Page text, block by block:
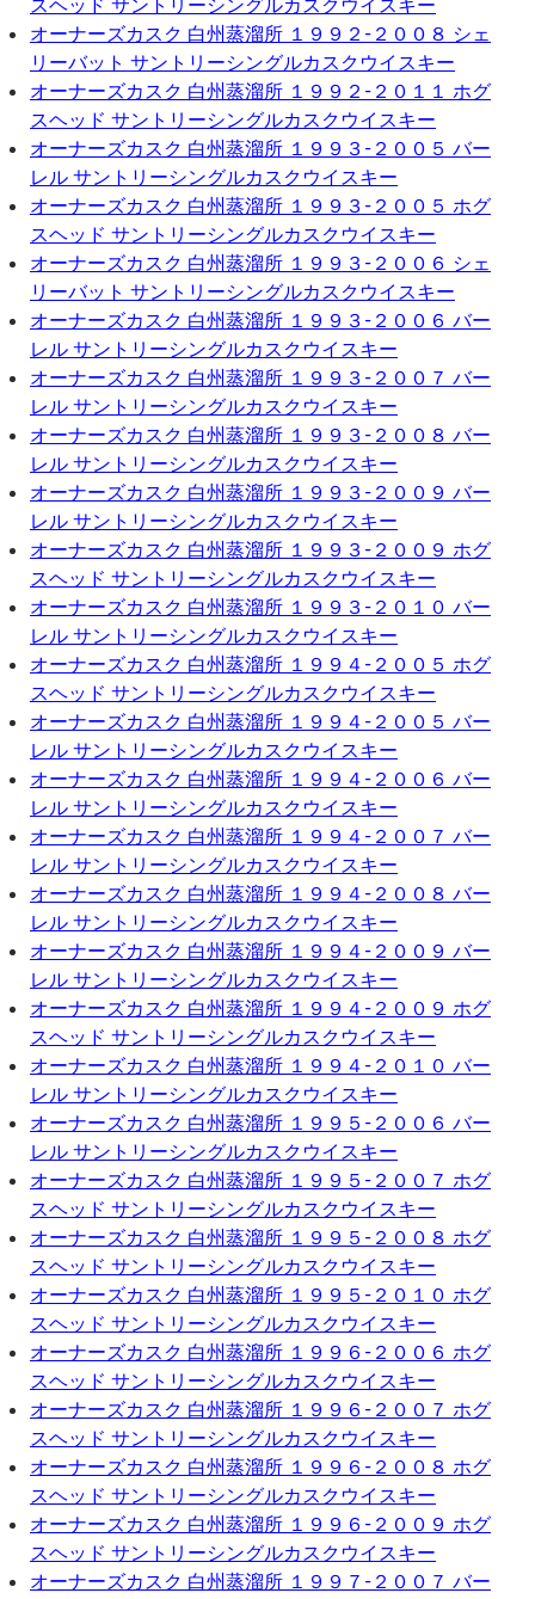
スヘッド サントリーシングルカスクウイスキー
オーナーズカスク 白州蒸溜所 １９９２-２００８ シェ
リーバット サントリーシングルカスクウイスキー
オーナーズカスク 白州蒸溜所 １９９２-２０１１ ホグ
スヘッド サントリーシングルカスクウイスキー
オーナーズカスク 白州蒸溜所 １９９３-２００５ バー
レル サントリーシングルカスクウイスキー
オーナーズカスク 白州蒸溜所 １９９３-２００５ ホグ
スヘッド サントリーシングルカスクウイスキー
オーナーズカスク 白州蒸溜所 １９９３-２００６ シェ
リーバット サントリーシングルカスクウイスキー
オーナーズカスク 白州蒸溜所 １９９３-２００６ バー
レル サントリーシングルカスクウイスキー
オーナーズカスク 白州蒸溜所 １９９３-２００７ バー
レル サントリーシングルカスクウイスキー
オーナーズカスク 白州蒸溜所 １９９３-２００８ バー
レル サントリーシングルカスクウイスキー
オーナーズカスク 白州蒸溜所 １９９３-２００９ バー
レル サントリーシングルカスクウイスキー
オーナーズカスク 白州蒸溜所 １９９３-２００９ ホグ
スヘッド サントリーシングルカスクウイスキー
オーナーズカスク 白州蒸溜所 １９９３-２０１０ バー
レル サントリーシングルカスクウイスキー
オーナーズカスク 白州蒸溜所 １９９４-２００５ ホグ
スヘッド サントリーシングルカスクウイスキー
オーナーズカスク 白州蒸溜所 １９９４-２００５ バー
レル サントリーシングルカスクウイスキー
オーナーズカスク 白州蒸溜所 １９９４-２００６ バー
レル サントリーシングルカスクウイスキー
オーナーズカスク 白州蒸溜所 １９９４-２００７ バー
レル サントリーシングルカスクウイスキー
オーナーズカスク 白州蒸溜所 １９９４-２００８ バー
レル サントリーシングルカスクウイスキー
オーナーズカスク 白州蒸溜所 １９９４-２００９ バー
レル サントリーシングルカスクウイスキー
オーナーズカスク 白州蒸溜所 １９９４-２００９ ホグ
スヘッド サントリーシングルカスクウイスキー
オーナーズカスク 白州蒸溜所 １９９４-２０１０ バー
レル サントリーシングルカスクウイスキー
オーナーズカスク 白州蒸溜所 １９９５-２００６ バー
レル サントリーシングルカスクウイスキー
オーナーズカスク 白州蒸溜所 １９９５-２００７ ホグ
スヘッド サントリーシングルカスクウイスキー
オーナーズカスク 白州蒸溜所 １９９５-２００８ ホグ
スヘッド サントリーシングルカスクウイスキー
オーナーズカスク 白州蒸溜所 １９９５-２０１０ ホグ
スヘッド サントリーシングルカスクウイスキー
オーナーズカスク 白州蒸溜所 １９９６-２００６ ホグ
スヘッド サントリーシングルカスクウイスキー
オーナーズカスク 白州蒸溜所 １９９６-２００７ ホグ
スヘッド サントリーシングルカスクウイスキー
オーナーズカスク 白州蒸溜所 １９９６-２００８ ホグ
スヘッド サントリーシングルカスクウイスキー
オーナーズカスク 白州蒸溜所 １９９６-２００９ ホグ
スヘッド サントリーシングルカスクウイスキー
オーナーズカスク 白州蒸溜所 １９９７-２００７ バー